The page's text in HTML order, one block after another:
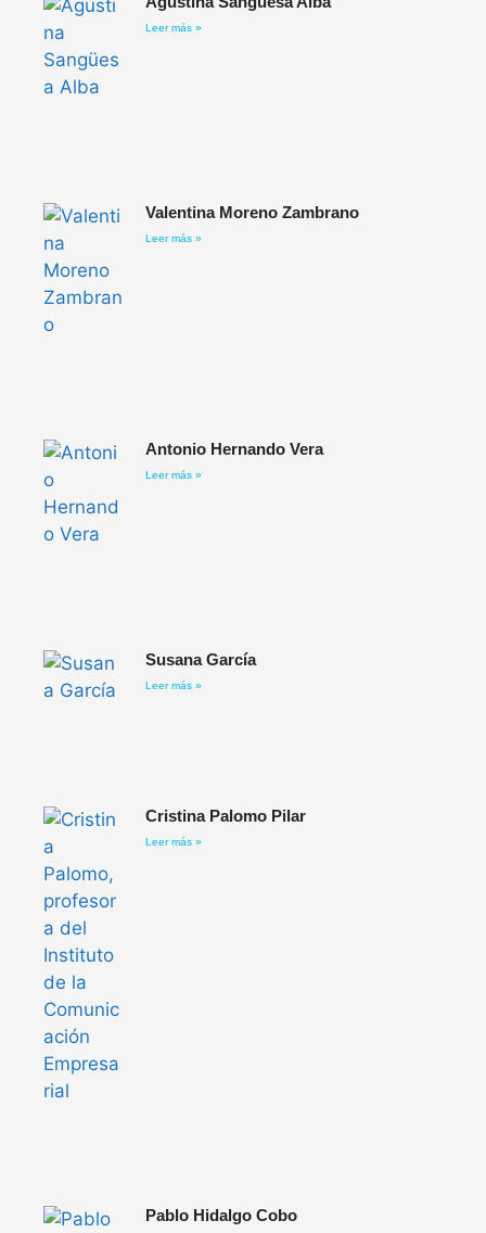
Leer más »
Valentina Moreno Zambrano
Leer más »
Antonio Hernando Vera
Leer más »
Susana García
Leer más »
Cristina Palomo Pilar
Leer más »
Pablo Hidalgo Cobo